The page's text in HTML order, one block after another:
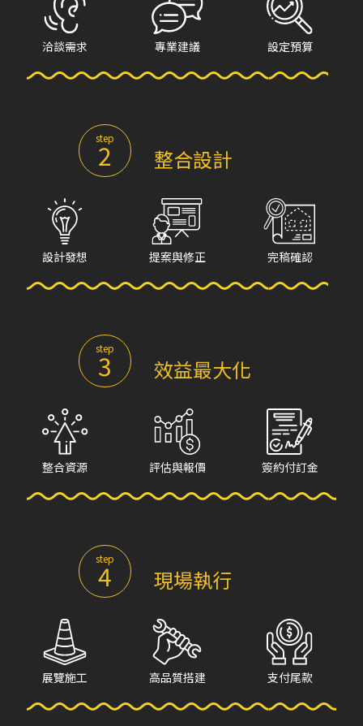
洽談需求 專業建議 設定預算
step
2 整合設計
設計發想 提案與修正 完稿確認
step
3 效益最大化
整合資源 評估與報價 簽約付訂金
step
4 現場執行
展覽施工 高品質搭建 支付尾款